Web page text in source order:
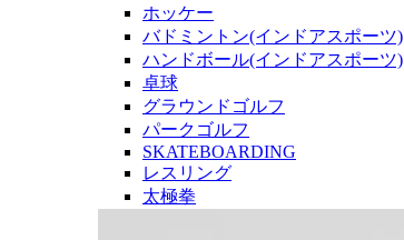
ホッケー
バドミントン(インドアスポーツ)
ハンドボール(インドアスポーツ)
卓球
グラウンドゴルフ
パークゴルフ
SKATEBOARDING
レスリング
太極拳